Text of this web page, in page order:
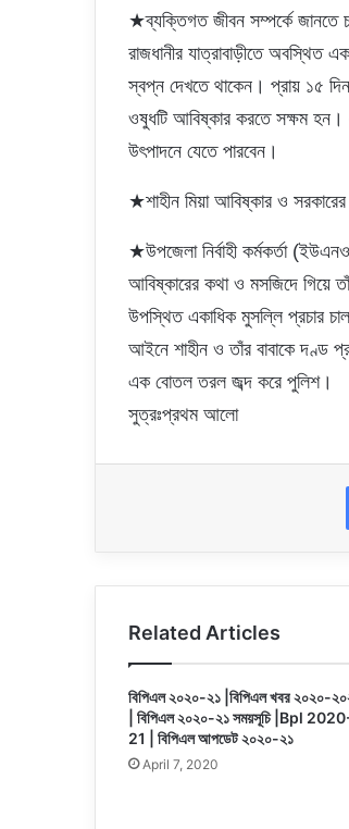
★ব্যক্তিগত জীবন সম্পর্কে জানতে
রাজধানীর যাত্রাবাড়ীতে অবস্থিত
স্বপ্ন দেখতে থাকেন। প্রায় ১৫
ওষুধটি আবিষ্কার করতে সক্ষম হন।
উৎপাদনে যেতে পারবেন।
★শাহীন মিয়া আবিষ্কার ও
★উপজেলা নির্বাহী কর্মকর্তা
আবিষ্কারের কথা ও মসজিদে গিয়ে
উপস্থিত একাধিক মুসল্লি প্রচার
আইনে শাহীন ও তাঁর বাবাকে দণ্ড
এক বোতল তরল জব্দ করে পুলিশ।
সুত্রঃপ্রথম আলো
Related Articles
বিপিএল ২০২০-২১ |বিপিএল খবর ২০২০-
| বিপিএল ২০২০-২১ সময়সূচি |Bpl
21 | বিপিএল আপডেট ২০২০-২১
April 7, 2020